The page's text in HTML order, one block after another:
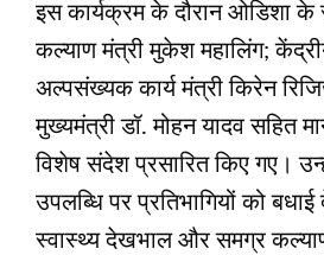
इस कार्यक्रम के दौरान ओडिशा के
कल्याण मंत्री मुकेश महालिंग;
अल्पसंख्यक कार्य मंत्री किरेन
मुख्यमंत्री डॉ. मोहन यादव सहित
विशेष संदेश प्रसारित किए गए।
उपलब्धि पर प्रतिभागियों को
स्वास्थ्य देखभाल और समग्र